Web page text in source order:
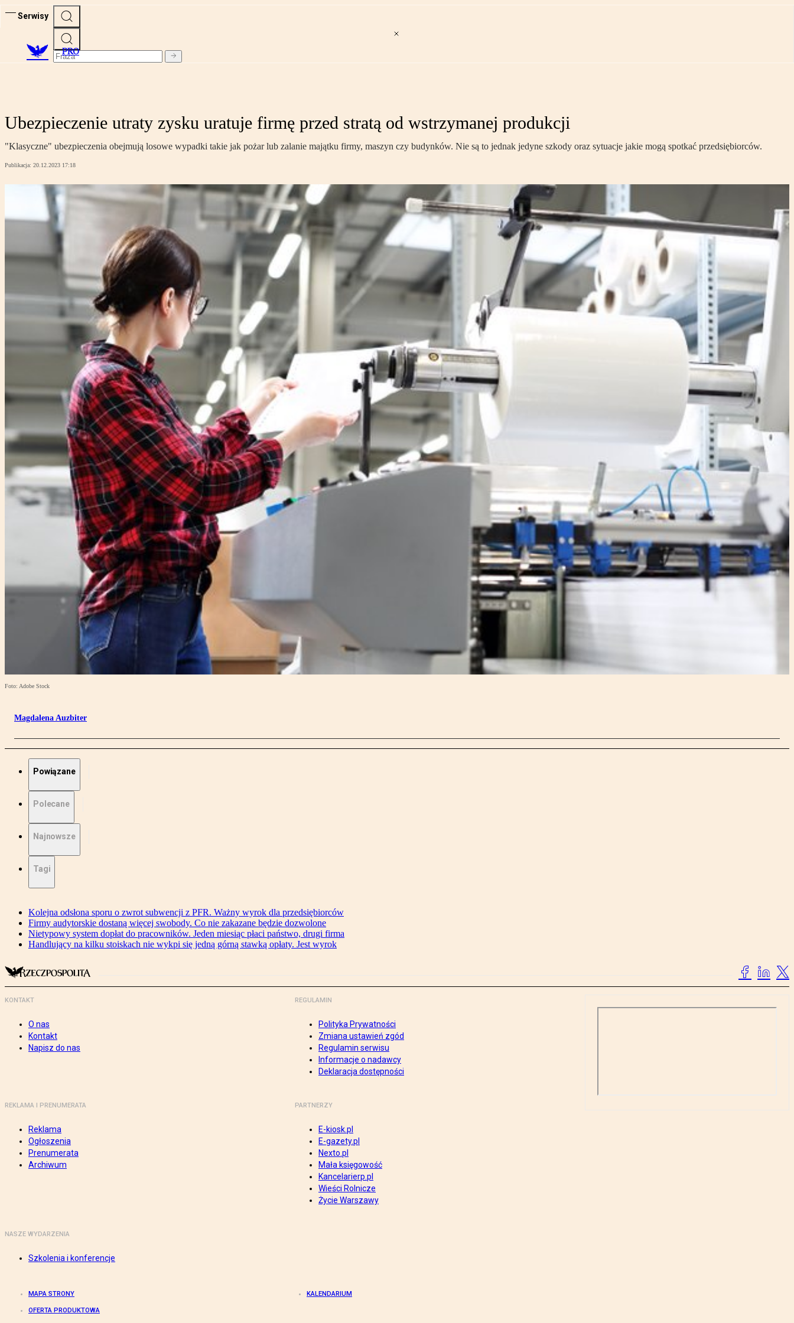
Serwisy
PRO
Ubezpieczenie utraty zysku uratuje firmę przed stratą od wstrzymanej produkcji
"Klasyczne" ubezpieczenia obejmują losowe wypadki takie jak pożar lub zalanie majątku firmy, maszyn czy budynków. Nie są to jednak jedyne szkody oraz sytuacje jakie mogą spotkać przedsiębiorców.
Publikacja: 20.12.2023 17:18
Foto: Adobe Stock
Magdalena Auzbiter
Powiązane
Polecane
Najnowsze
Tagi
Kolejna odsłona sporu o zwrot subwencji z PFR. Ważny wyrok dla przedsiębiorców
Firmy audytorskie dostaną więcej swobody. Co nie zakazane będzie dozwolone
Nietypowy system dopłat do pracowników. Jeden miesiąc płaci państwo, drugi firma
Handlujący na kilku stoiskach nie wykpi się jedną górną stawką opłaty. Jest wyrok
KONTAKT
O nas
Kontakt
Napisz do nas
REGULAMIN
Polityka Prywatności
Zmiana ustawień zgód
Regulamin serwisu
Informacje o nadawcy
Deklaracja dostępności
REKLAMA I PRENUMERATA
Reklama
Ogłoszenia
Prenumerata
Archiwum
PARTNERZY
E-kiosk.pl
E-gazety.pl
Nexto.pl
Mała księgowość
Kancelarierp.pl
Wieści Rolnicze
Życie Warszawy
NASZE WYDARZENIA
Szkolenia i konferencje
MAPA STRONY KALENDARIUM
OFERTA PRODUKTOWA